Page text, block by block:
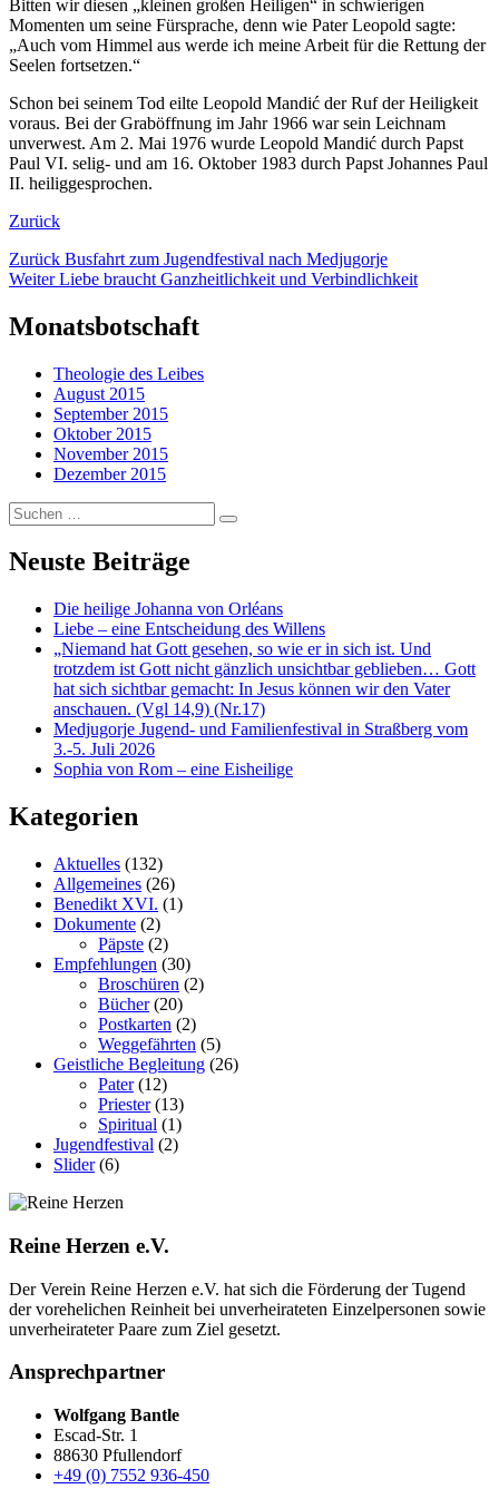
Bitten wir diesen „kleinen großen Heiligen“ in schwierigen
Momenten um seine Fürsprache, denn wie Pater Leopold sagte:
„Auch vom Himmel aus werde ich meine Arbeit für die Rettung der
Seelen fortsetzen.“
Schon bei seinem Tod eilte Leopold Mandić der Ruf der Heiligkeit
voraus. Bei der Graböffnung im Jahr 1966 war sein Leichnam
unverwest. Am 2. Mai 1976 wurde Leopold Mandić durch Papst
Paul VI. selig- und am 16. Oktober 1983 durch Papst Johannes Paul
II. heiliggesprochen.
Zurück
Beitragsnavigation
Zurück Vorheriger
Beitrag:
Busfahrt zum Jugendfestival nach Medjugorje
Weiter Nächster
Liebe braucht Ganzheitlichkeit und Verbindlichkeit
Monatsbotschaft
Theologie des Leibes
August 2015
September 2015
Oktober 2015
November 2015
Dezember 2015
Suchen
…
Neuste Beiträge
Die heilige Johanna von Orléans
Liebe – eine Entscheidung des Willens
„Niemand hat Gott gesehen, so wie er in sich ist. Und
trotzdem ist Gott nicht gänzlich unsichtbar geblieben… Gott
hat sich sichtbar gemacht: In Jesus können wir den Vater
anschauen. (Vgl 14,9) (Nr.17)
Medjugorje Jugend- und Familienfestival in Straßberg vom
3.-5. Juli 2026
Sophia von Rom – eine Eisheilige
Kategorien
Aktuelles (132)
Allgemeines (26)
Benedikt XVI. (1)
Dokumente (2)
Päpste (2)
Empfehlungen (30)
Broschüren (2)
Bücher(20)
Postkarten (2)
Weggefährten (5)
Geistliche Begleitung (26)
Pater(12)
Priester(13)
Spiritual (1)
Jugendfestival (2)
Slider(6)
Reine Herzen e.V.
Der Verein Reine Herzen e.V. hat sich die Förderung der Tugend
der vor­ehelichen Rein­heit bei un­ver­heirateten Einzel­personen sowie
un­ver­heirateter Paare zum Ziel gesetzt.
Ansprechpartner
Wolfgang Bantle
Escad-Str. 1
88630 Pfullendorf
+49 (0) 7552 936-450